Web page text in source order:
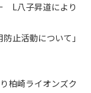
L八子昇道により
止活動について」
柏崎ライオンズク